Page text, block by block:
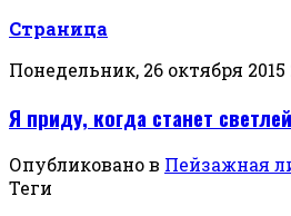
Страница
Понедельник, 26 октября 2015
Я приду, когда станет
Опубликовано в Пейзажная
Теги